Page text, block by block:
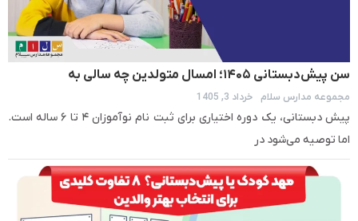
سن پیش‌دبستانی ۱۴۰۵؛ امسال متولدین چه سالی به
پیش‌دبستانی می‌روند؟
مجموعه مدارس سلام خرداد 3, 1405
پیش دبستانی، یک دوره اختیاری برای ثبت نام نوآموزان ۴ تا ۶ ساله است.
اما توصیه می‌شود در